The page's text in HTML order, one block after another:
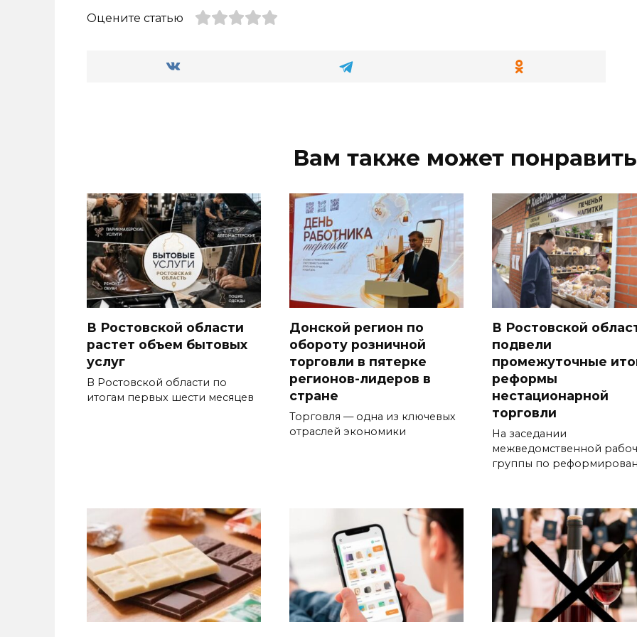
Оцените статью
Вам также может
В Ростовской области
растет объем бытовых
услуг
В Ростовской области по
итогам первых шести месяцев
Донской регион по
обороту розничной
торговли в пятерке
регионов-лидеров в
стране
Торговля — одна из ключевых
отраслей экономики
В Ростовской
подвели
промежуточные
реформы
нестационарной
торговли
На заседании
межведомственной
группы по